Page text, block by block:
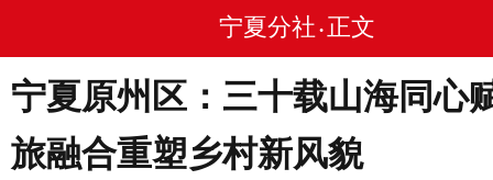
宁夏分社 • 正文
宁夏原州区：三十载山海同心
旅融合重塑乡村新风貌